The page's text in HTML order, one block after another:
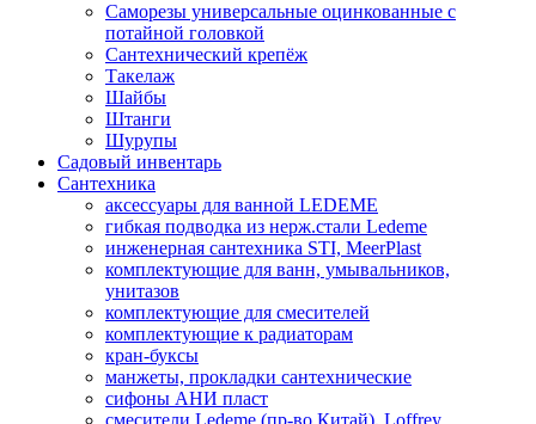
Саморезы универсальные оцинкованные с
потайной головкой
Сантехнический крепёж
Такелаж
Шайбы
Штанги
Шурупы
Садовый инвентарь
Сантехника
аксессуары для ванной LEDEME
гибкая подводка из нерж.стали Ledeme
инженерная сантехника STI, MeerPlast
комплектующие для ванн, умывальников,
унитазов
комплектующие для смесителей
комплектующие к радиаторам
кран-буксы
манжеты, прокладки сантехнические
сифоны АНИ пласт
смесители Ledeme (пр-во Китай), Loffrey